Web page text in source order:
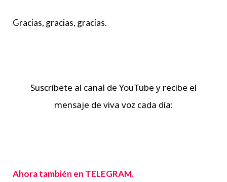
Gracias, gracias, gracias.
Suscríbete al canal de YouTube y recibe el
mensaje de viva voz cada día:
Ahora también en TELEGRAM.